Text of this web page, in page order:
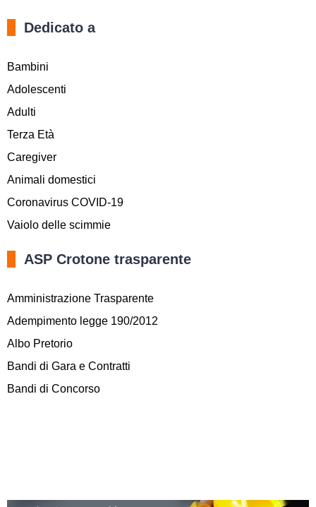
Dedicato a
Bambini
Adolescenti
Adulti
Terza Età
Caregiver
Animali domestici
Coronavirus COVID-19
Vaiolo delle scimmie
ASP Crotone trasparente
Amministrazione Trasparente
Adempimento legge 190/2012
Albo Pretorio
Bandi di Gara e Contratti
Bandi di Concorso